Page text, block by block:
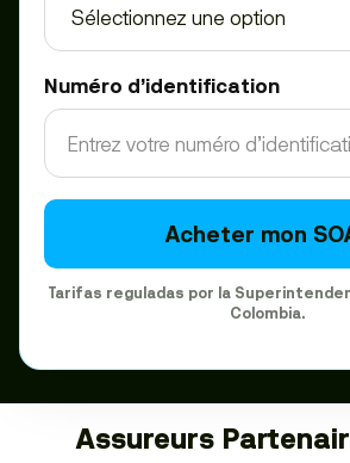
Numéro d’identification
Acheter mon
Tarifas reguladas por la
Colombia.
Assureurs